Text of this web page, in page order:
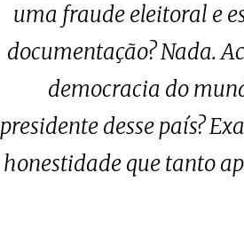
uma fraude eleitoral e
documentação? Nada.
democracia do
presidente desse país?
honestidade que tanto